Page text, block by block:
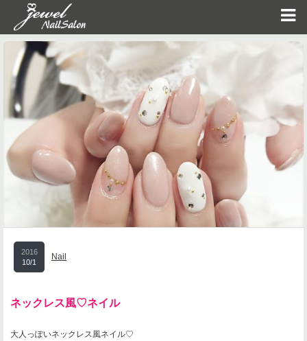
2016
10/1
Nail
ネックレス風♡ネイル
大人っぽいネックレス風ネイル♡